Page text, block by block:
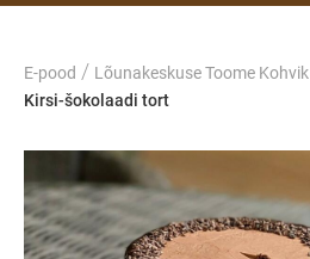
E-pood / Lõunakeskuse Toome Kohvik
Kirsi-šokolaadi tort